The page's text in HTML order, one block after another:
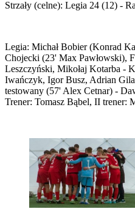
Strzały (celne): Legia 24 (12) -
Legia: Michał Bobier (Konrad
Chojecki (23' Max Pawłowski),
Leszczyński, Mikołaj Kotarba -
Iwańczyk, Igor Busz, Adrian
testowany (57' Alex Cetnar) -
Trener: Tomasz Bąbel, II trener: